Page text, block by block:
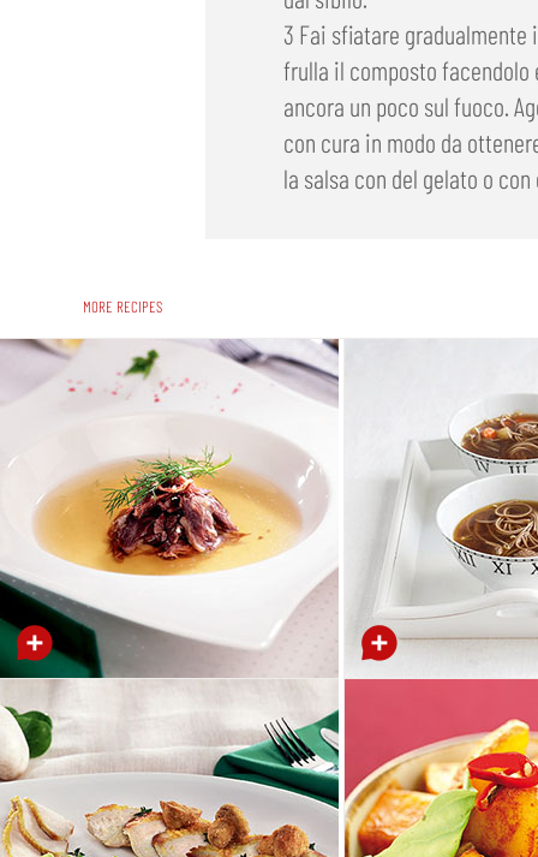
3 Fai sfiatare
frulla il composto
ancora un poco sul fuoco.
con cura in modo da
la salsa con del gelato o
MORE RECIPES